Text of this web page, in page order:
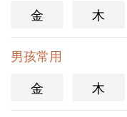
金
木
男孩常用
金
木